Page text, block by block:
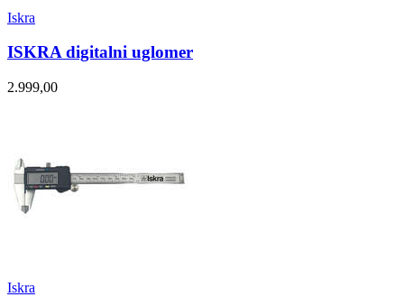
Iskra
ISKRA digitalni uglomer
2.999,00
Iskra